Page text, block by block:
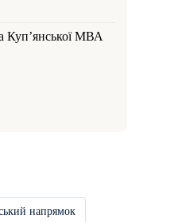
Купʼянської МВА
напрямок